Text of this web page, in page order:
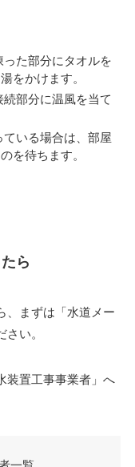
った部分にタオルを
をかけます。
部分に温風を当て
いる場合は、部屋
を待ちます。
ら
、まずは「水道メー
い。
装置工事事業者」へ